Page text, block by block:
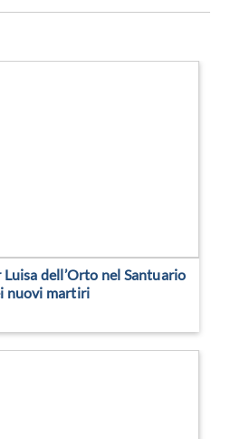
dell’Orto nel Santuario
nuovi martiri